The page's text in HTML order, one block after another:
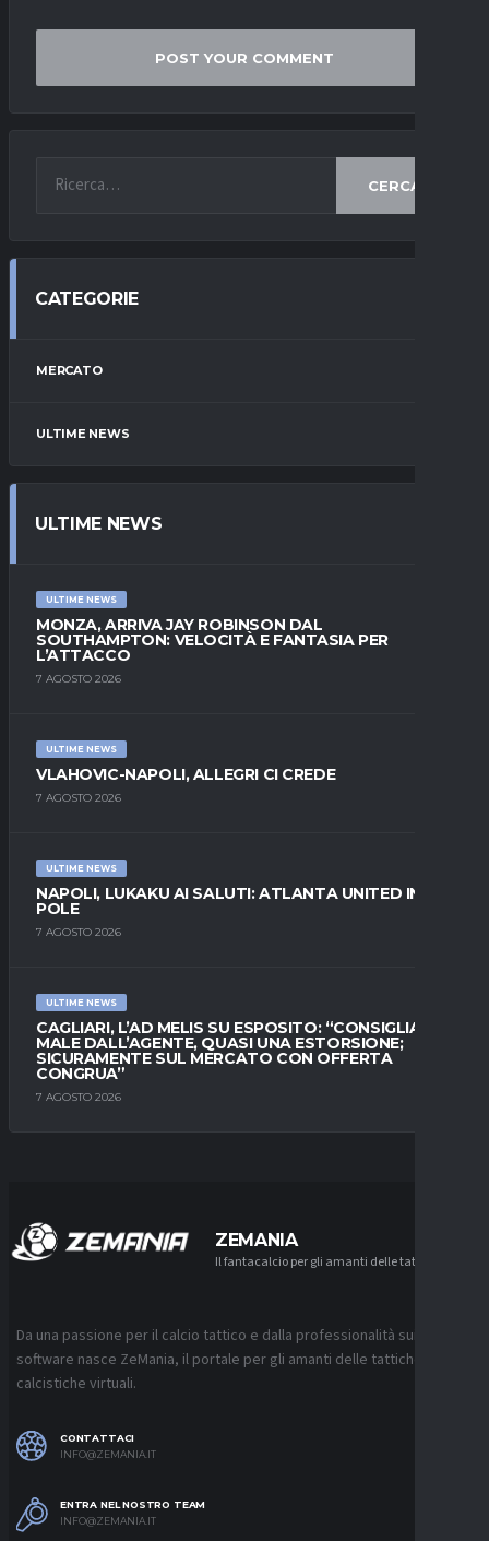
CERCA
CATEGORIE
MERCATO
ULTIME NEWS
ULTIME NEWS
ULTIME NEWS
MONZA, ARRIVA JAY ROBINSON DAL
SOUTHAMPTON: VELOCITÀ E FANTASIA PER
L’ATTACCO
7 AGOSTO 2026
ULTIME NEWS
VLAHOVIC-NAPOLI, ALLEGRI CI CREDE
7 AGOSTO 2026
ULTIME NEWS
NAPOLI, LUKAKU AI SALUTI: ATLANTA UNITED IN
POLE
7 AGOSTO 2026
ULTIME NEWS
CAGLIARI, L’AD MELIS SU ESPOSITO: “CONSIGLIATO
MALE DALL’AGENTE, QUASI UNA ESTORSIONE;
SICURAMENTE SUL MERCATO CON OFFERTA
CONGRUA”
7 AGOSTO 2026
ZEMANIA
Il fantacalcio per gli amanti delle tattiche
Da una passione per il calcio tattico e dalla professionalità sui
software nasce ZeMania, il portale per gli amanti delle tattiche
calcistiche virtuali.
CONTATTACI
INFO@ZEMANIA.IT
ENTRA NEL NOSTRO TEAM
INFO@ZEMANIA.IT